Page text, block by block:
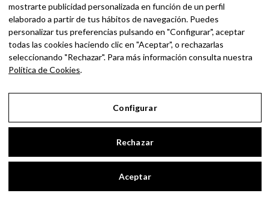
BUSCAR POR:
BUSCAR
Ingresa las palabras de la búsqueda y presiona
Enter.
mostrarte publicidad personalizada en función de un perfil
elaborado a partir de tus hábitos de navegación. Puedes
personalizar tus preferencias pulsando en "Configurar", aceptar
todas las cookies haciendo clic en "Aceptar", o rechazarlas
seleccionando "Rechazar". Para más información consulta nuestra
Política de Cookies.
Configurar
Rechazar
Aceptar
Aviso Legal
Política de Privacidad
Política de Cookies
Configurar